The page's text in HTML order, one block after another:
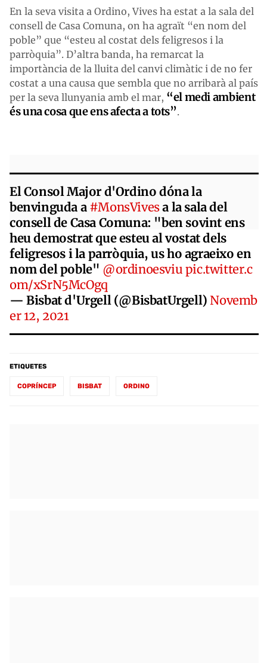
En la seva visita a Ordino, Vives ha estat a la sala del
consell de Casa Comuna, on ha agraït “en nom del
poble” que “esteu al costat dels feligresos i la
parròquia”. D’altra banda, ha remarcat la
importància de la lluita del canvi climàtic i de no fer
costat a una causa que sembla que no arribarà al país
per la seva llunyania amb el mar, “el medi ambient
és una cosa que ens afecta a tots”.
El Consol Major d'Ordino dóna la
benvinguda a #MonsVivesa la sala del
consell de Casa Comuna: "ben sovint ens
heu demostrat que esteu al vostat dels
feligresos i la parròquia, us ho agraeixo en
nom del poble" @ordinoesviu pic.twitter.c
om/xSrN5McOgq
— Bisbat d'Urgell (@BisbatUrgell) Novemb
er 12, 2021
ETIQUETES
COPRÍNCEP BISBAT ORDINO